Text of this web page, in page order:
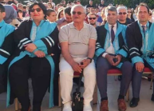
Dünya
EĞİTİM
EKONOMİ